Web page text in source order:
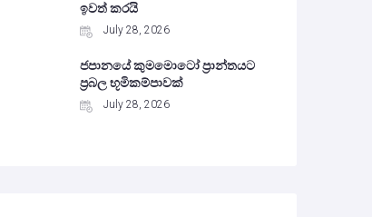
ඉවත් කරයි
July 28, 2026
ජපානයේ කුමමොටෝ ප්‍රාන්තයට
ප්‍රබල භූමිකම්පාවක්
July 28, 2026